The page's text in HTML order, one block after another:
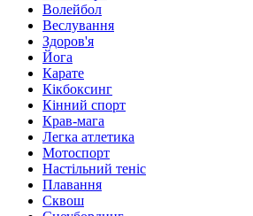
Волейбол
Веслування
Здоров'я
Йога
Карате
Кікбоксинг
Кінний спорт
Крав-мага
Легка атлетика
Мотоспорт
Настільний теніс
Плавання
Сквош